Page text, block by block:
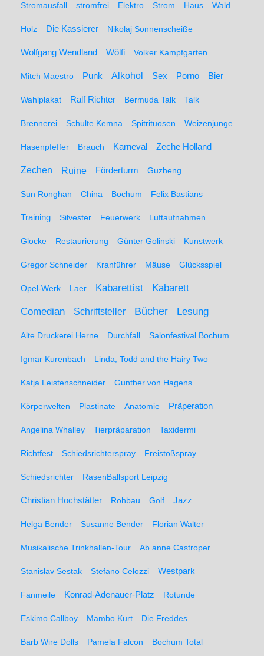
Stromausfall stromfrei Elektro Strom Haus Wald
Holz Die Kassierer Nikolaj Sonnenscheiße
Wolfgang Wendland Wölfi Volker Kampfgarten
Mitch Maestro Punk Alkohol Sex Porno Bier
Wahlplakat Ralf Richter Bermuda Talk Talk
Brennerei Schulte Kemna Spitrituosen Weizenjunge
Hasenpfeffer Brauch Karneval Zeche Holland
Zechen Ruine Förderturm Guzheng
Sun Ronghan China Bochum Felix Bastians
Training Silvester Feuerwerk Luftaufnahmen
Glocke Restaurierung Günter Golinski Kunstwerk
Gregor Schneider Kranführer Mäuse Glücksspiel
Opel-Werk Laer Kabarettist
Kabarett
Comedian
Schriftsteller Bücher Lesung
Alte Druckerei Herne Durchfall Salonfestival Bochum
Igmar Kurenbach Linda, Todd and the Hairy Two
Katja Leistenschneider Gunther von Hagens
Körperwelten Plastinate Anatomie Präperation
Angelina Whalley Tierpräparation Taxidermi
Richtfest Schiedsrichterspray Freistoßspray
Schiedsrichter RasenBallsport Leipzig
Christian Hochstätter Rohbau Golf Jazz
Helga Bender Susanne Bender Florian Walter
Musikalische Trinkhallen-Tour Ab anne Castroper
Stanislav Sestak Stefano Celozzi Westpark
Fanmeile Konrad-Adenauer-Platz Rotunde
Eskimo Callboy Mambo Kurt Die Freddes
Barb Wire Dolls Pamela Falcon Bochum Total